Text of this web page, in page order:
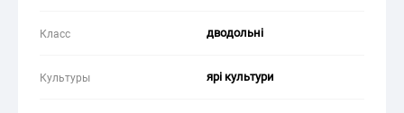
Класс дводольні
Культуры ярі культури